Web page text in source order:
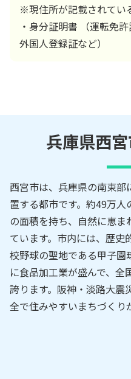
※現住所が記載されてい
・身分証明書 （運転免
外国人登録証など）
兵庫県西
西宮市は、兵庫県の南東
置する都市です。約49万
の面積を持ち、自然に恵
ています。市内には、歴史
校野球の聖地である甲子園
に食品加工業が盛んで、全
誇ります。阪神・淡路大震
全で住みやすいまちづくり